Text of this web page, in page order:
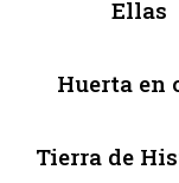
Ellas
Huerta en
Tierra de